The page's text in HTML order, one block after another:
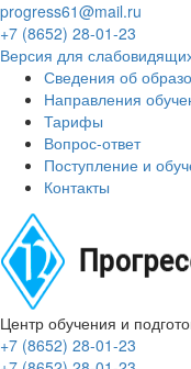
progress61@mail.ru
+7 (8652) 28-01-23
Версия для
Сведения об
Направления
Тарифы
Вопрос-ответ
Поступление и
Контакты
Центр обучения и
+7 (8652) 28-01-23